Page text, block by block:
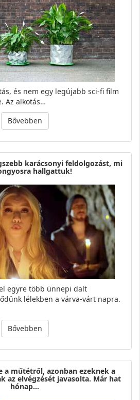
és nem egy legújabb sci-fi film
Az alkotás…
Bővebben
karácsonyi feldolgozást, mi
hallgattuk!
egyre több ünnepi dalt
lélekben a várva-várt napra.
Bővebben
a műtétről, azonban ezeknek a
az elvégzését javasolta. Már hat
hónap…